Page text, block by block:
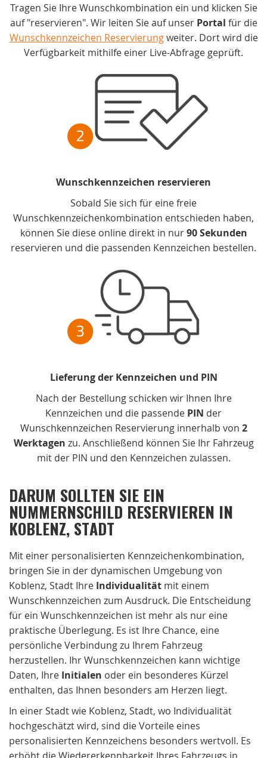
Tragen Sie Ihre Wunschkombination ein und klicken Sie
auf "reservieren". Wir leiten Sie auf unser Portal für die
Wunschkennzeichen Reservierungweiter. Dort wird die
Verfügbarkeit mithilfe einer Live-Abfrage geprüft.
Wunschkennzeichen reservieren
Sobald Sie sich für eine freie
Wunschkennzeichenkombination entschieden haben,
können Sie diese online direkt in nur90 Sekunden
reservieren und die passenden Kennzeichen bestellen.
Lieferung der Kennzeichen und PIN
Nach der Bestellung schicken wir Ihnen Ihre
Kennzeichen und die passende PIN der
Wunschkennzeichen Reservierung innerhalb von 2
Werktagen zu. Anschließend können Sie Ihr Fahrzeug
mit der PIN und den Kennzeichen zulassen.
DARUM SOLLTEN SIE EIN
NUMMERNSCHILD RESERVIEREN IN
KOBLENZ, STADT
Mit einer personalisierten Kennzeichenkombination,
bringen Sie in der dynamischen Umgebung von
Koblenz, Stadt Ihre Individualität mit einem
Wunschkennzeichen zum Ausdruck. Die Entscheidung
für ein Wunschkennzeichen ist mehr als nur eine
praktische Überlegung. Es ist Ihre Chance, eine
persönliche Verbindung zu Ihrem Fahrzeug
herzustellen. Ihr Wunschkennzeichen kann wichtige
Daten, Ihre Initialen oder ein besonderes Kürzel
enthalten, das Ihnen besonders am Herzen liegt.
In einer Stadt wie Koblenz, Stadt, wo Individualität
hochgeschätzt wird, sind die Vorteile eines
personalisierten Kennzeichens besonders wertvoll. Es